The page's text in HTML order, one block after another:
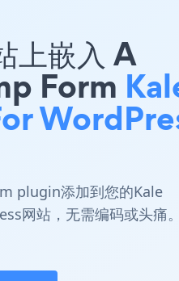
上嵌入 A
Form
plugin添加到您的Kale
网站，无需编码或头痛。